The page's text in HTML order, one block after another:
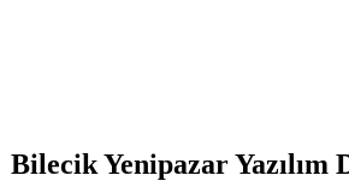
Bilecik Yenipazar Yazılım